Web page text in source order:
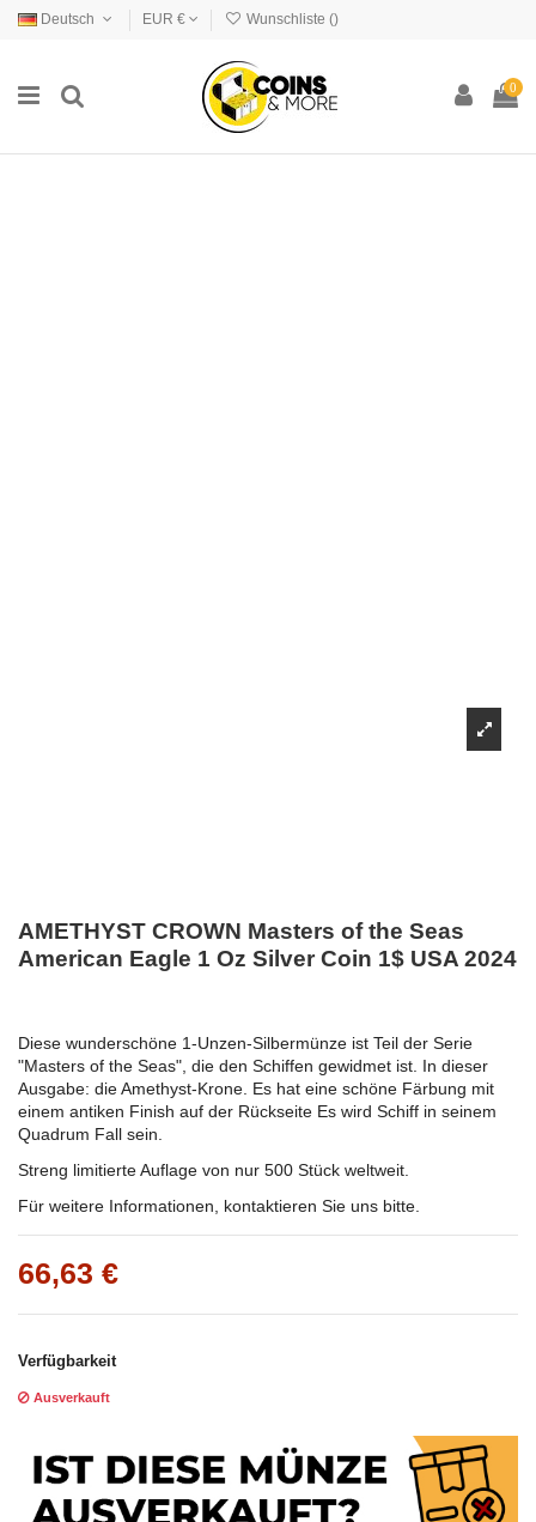
Deutsch EUR € Wunschliste ()
0
AMETHYST CROWN Masters of the Seas
American Eagle 1 Oz Silver Coin 1$ USA 2024
Diese wunderschöne 1-Unzen-Silbermünze ist Teil der Serie
"Masters of the Seas", die den Schiffen gewidmet ist. In dieser
Ausgabe: die Amethyst-Krone. Es hat eine schöne Färbung mit
einem antiken Finish auf der Rückseite Es wird Schiff in seinem
Quadrum Fall sein.
Streng limitierte Auflage von nur 500 Stück weltweit.
Für weitere Informationen, kontaktieren Sie uns bitte.
66,63 €
Verfügbarkeit
Ausverkauft